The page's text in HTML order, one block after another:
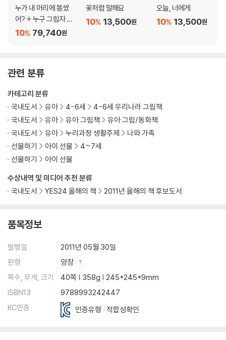
누가 내 머리에 똥쌌
어? + 누구 그림자 일
까? + 사과가 쿵! + 두
게 세트
79,740원
10%
꽃처럼 말해요
13,500원
10%
오늘, 너에게
13,500원
10%
관련 분류
수상내역 및 미디어 추천 분류
국내도서
YES24 올해의 책 2011년 올해의 책 후보도서
카테고리 분류
국내도서
유아 4-6세
4-6세 우리나라 그림책
국내도서
유아 유아 그림책
유아 그림/동화책
국내도서
유아 누리과정 생활주제
나와 가족
선물하기
아이 선물
4~7세
선물하기
아이 선물
품목정보
발행일
2011년 05월 30일
판형
양장
쪽수, 무게, 크기
40쪽 | 358g | 245*245*9mm
ISBN13
9788993242447
KC인증
인증유형 : 적합성확인